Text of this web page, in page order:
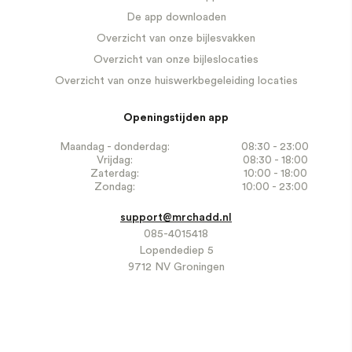
De app downloaden
Overzicht van onze bijlesvakken
Overzicht van onze bijleslocaties
Overzicht van onze huiswerkbegeleiding locaties
Openingstijden app
Maandag - donderdag:
08:30 - 23:00
Vrijdag:
08:30 - 18:00
Zaterdag:
10:00 - 18:00
Zondag:
10:00 - 23:00
support@mrchadd.nl
085-4015418
Lopendediep 5
9712 NV Groningen